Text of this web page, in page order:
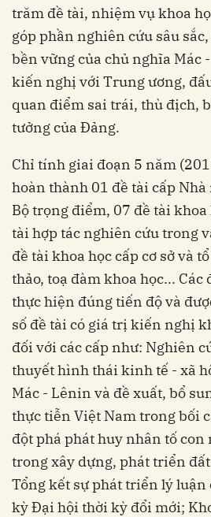
trăm đề tài, nhiệm vụ khoa
góp phần nghiên cứu sâu
bền vững của chủ nghĩa Mác
kiến nghị với Trung ương,
quan điểm sai trái, thù địch,
tưởng của Đảng.
Chỉ tính giai đoạn 5 năm
hoàn thành 01 đề tài cấp
Bộ trọng điểm, 07 đề tài khoa
tài hợp tác nghiên cứu trong
đề tài khoa học cấp cơ sở và
thảo, toạ đàm khoa học... Các
thực hiện đúng tiến độ và
số đề tài có giá trị kiến nghị
đối với các cấp như: Nghiên
thuyết hình thái kinh tế - xã
Mác - Lênin và đề xuất, bổ
thực tiễn Việt Nam trong bối
đột phá phát huy nhân tố
trong xây dựng, phát triển
Tổng kết sự phát triển lý luận
kỳ Đại hội thời kỳ đổi mới;